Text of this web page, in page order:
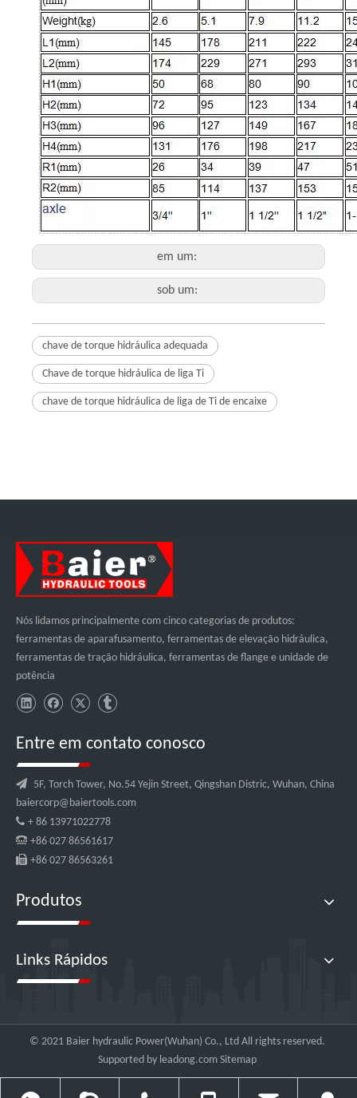
em um:
sob um:
chave de torque hidráulica adequada
Chave de torque hidráulica de liga Ti
chave de torque hidráulica de liga de Ti de encaixe
Nós lidamos principalmente com cinco categorias de produtos:
ferramentas de aparafusamento, ferramentas de elevação hidráulica,
ferramentas de tração hidráulica, ferramentas de flange e unidade de
potência
Entre em contato conosco
 5F, Torch Tower, No.54 Yejin Street, Qingshan Distric, Wuhan, China
baiercorp@baiertools.com
 + 86 13971022778
 +86 027 86561617
 +86 027 86563261
Produtos
Links Rápidos
© 2021 Baier hydraulic Power(Wuhan) Co., Ltd All rights reserved.
Supported by leadong.com Sitemap